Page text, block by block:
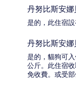
丹努比斯安娜
是的，此住宿設
丹努比斯安娜
是的，貓狗可
公斤。此住宿
免收費。或受